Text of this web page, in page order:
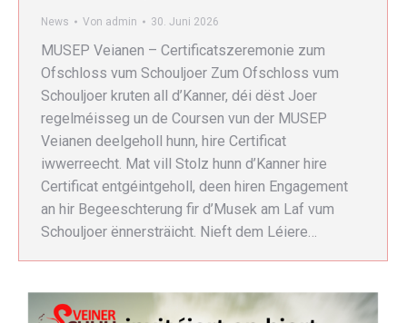
News Von admin 30. Juni 2026
MUSEP Veianen – Certificatszeremonie zum
Ofschloss vum Schouljoer Zum Ofschloss vum
Schouljoer kruten all d’Kanner, déi dëst Joer
regelméisseg un de Coursen vun der MUSEP
Veianen deelgeholl hunn, hire Certificat
iwwerreecht. Mat vill Stolz hunn d’Kanner hire
Certificat entgéintgeholl, deen hiren Engagement
an hir Begeeschterung fir d’Musek am Laf vum
Schouljoer ënnersträicht. Nieft dem Léiere…